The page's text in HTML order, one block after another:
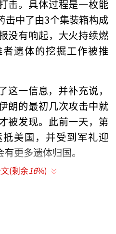
击。具体过程是一枚能
击中了由3个集装箱构成
没有响起，大火持续燃
遗体的挖掘工作被推
这一信息，并补充说，
朗的最初几次攻击中就
被发现。此前一天，第
美国，并受到军礼迎
更多遗体归国。
称损失较低，但伊朗伊
(剩余16%)